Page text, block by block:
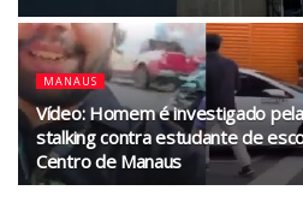
MANAUS
Vídeo: Homem é investigado
stalking contra estudante de
Centro de Manaus